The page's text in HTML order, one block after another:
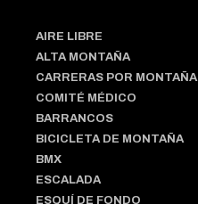
AIRE LIBRE
ALTA MONTAÑA
CARRERAS POR MONTAÑA
COMITÉ MÉDICO
BARRANCOS
BICICLETA DE MONTAÑA
BMX
ESCALADA
ESQUÍ DE FONDO